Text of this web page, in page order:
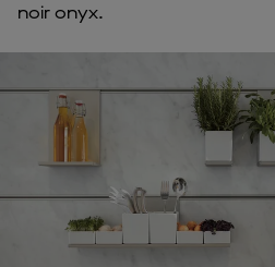
noir onyx.